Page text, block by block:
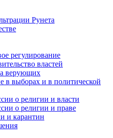
Рунета
регулирование
властей
верующих
в выборах и в политической
о религии и власти
о религии и праве
и карантин